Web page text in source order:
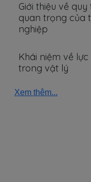
Giới thiệu về
quan trọng của
nghiệp
Khái niệm về
trong vật lý
Xem thêm...